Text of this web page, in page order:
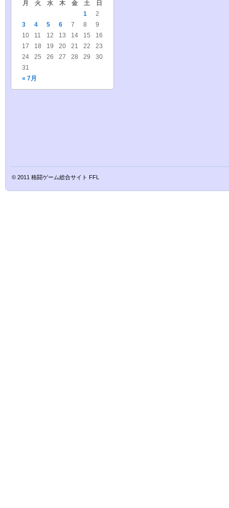
月
火 水 木 金 土 日
« 7月
1
2
3
4 5 6 7 8
9
10
11 12 13 14 15
16
17
18 19 20 21 22
23
24
25 26 27 28 29
30
31
© 2011 格闘ゲーム総合サイト FFL